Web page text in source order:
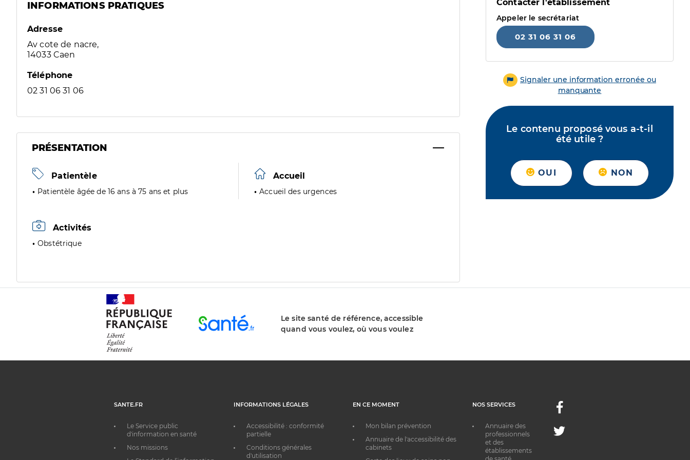
INFORMATIONS PRATIQUES
Adresse
Av cote de nacre,
14033 Caen
Téléphone
02 31 06 31 06
PRÉSENTATION
Patientèle
Patientèle âgée de 16 ans à 75 ans et plus
Accueil
Accueil des urgences
Activités
Obstétrique
Contacter l'établissement
Appeler le secrétariat
02 31 06 31 06
Signaler une information erronée ou
manquante
Le contenu proposé vous a-t-il
été utile ?
OUI NON
Le site santé de référence, accessible
quand vous voulez, où vous voulez
SANTE.FR
Le Service public
d'information en santé
Nos missions
INFORMATIONS LÉGALES
Accessibilité : conformité
partielle
Conditions générales
d'utilisation
EN CE MOMENT
Mon bilan prévention
Annuaire de l'accessibilité des
cabinets
NOS SERVICES
Annuaire des
professionnels
et des
établissements
Facebook
Twitter